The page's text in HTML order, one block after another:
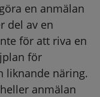
en anmälan
del av en
för att riva en
för
liknande näring.
anmälan